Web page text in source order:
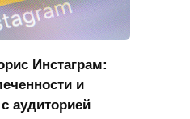
Инстаграм:
и
аудиторией